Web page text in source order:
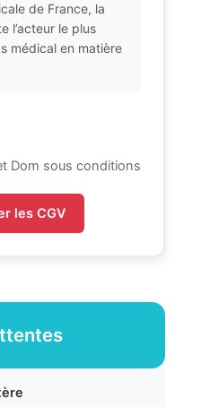
de France, la
l’acteur le plus
médical en matière
Dom sous conditions
les CGV